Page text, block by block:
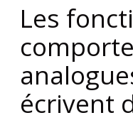
Les
écrivent